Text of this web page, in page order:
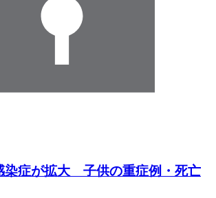
染症が拡大 子供の重症例・死亡